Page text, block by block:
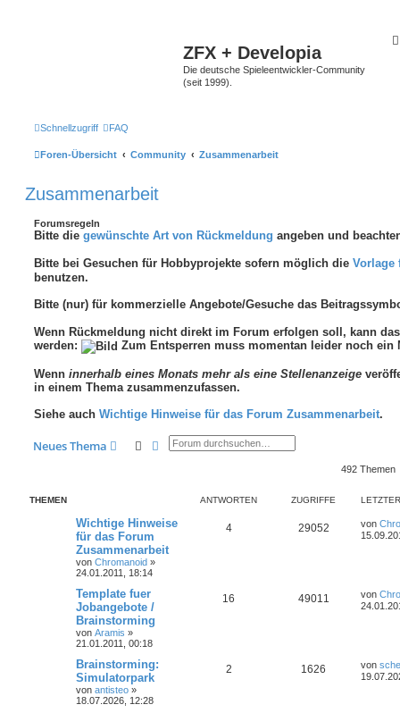
ZFX + Developia
Die deutsche Spieleentwickler-Community
(seit 1999).
Schnellzugriff FAQ
Foren-Übersicht Community Zusammenarbeit
Zusammenarbeit
Forumsregeln
Bitte die gewünschte Art von Rückmeldung angeben und
Bitte bei Gesuchen für Hobbyprojekte sofern möglich die Vorlage
benutzen.
Bitte (nur) für kommerzielle Angebote/Gesuche das
Wenn Rückmeldung nicht direkt im Forum erfolgen soll, kann
werden:
Zum Entsperren muss momentan leider noch ein
Wenn innerhalb eines Monats mehr als eine Stellenanzeige
in einem Thema zusammenzufassen.
Siehe auch Wichtige Hinweise für das Forum Zusammenarbeit.
Neues Thema SucheErweiterte Suche
492 Themen
THEMEN ANTWORTEN ZUGRIFFE
Wichtige Hinweise
für das Forum
Zusammenarbeit
von Chromanoid »
24.01.2011, 18:14
4 29052 von
Template fuer
Jobangebote /
Brainstorming
von Aramis »
21.01.2011, 00:18
16 49011 von
Brainstorming:
Simulatorpark
von antisteo »
18.07.2026, 12:28
2 1626 von